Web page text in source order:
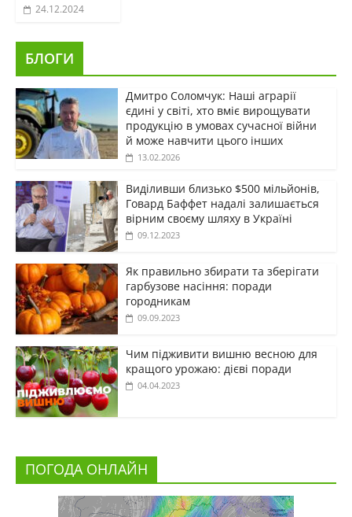
24.12.2024
БЛОГИ
Дмитро Соломчук: Наші аграрії
єдині у світі, хто вміє вирощувати
продукцію в умовах сучасної війни
й може навчити цього інших
13.02.2026
Виділивши близько $500 мільйонів,
Говард Баффет надалі залишається
вірним своєму шляху в Україні
09.12.2023
Як правильно збирати та зберігати
гарбузове насіння: поради
городникам
09.09.2023
Чим підживити вишню весною для
кращого урожаю: дієві поради
04.04.2023
ПОГОДА ОНЛАЙН